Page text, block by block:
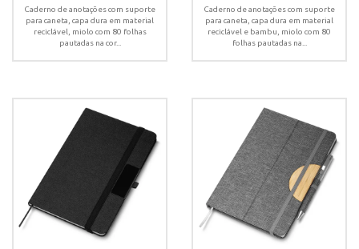
Caderno de anotações com suporte
para caneta, capa dura em material
reciclável, miolo com 80 folhas
pautadas na cor...
Bambu
Caderno de anotações com suporte
para caneta, capa dura em material
reciclável e bambu, miolo com 80
folhas pautadas na...